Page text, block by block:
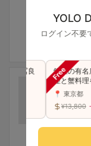
YOLO
ログイン不要
天冨良
銀座の有名
理と蟹料理
沢に味わう（
📍 東京都
¥13,800 →